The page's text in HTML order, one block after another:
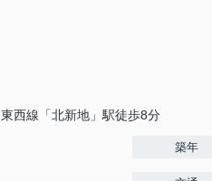
東西線「北新地」駅徒歩8分
築年